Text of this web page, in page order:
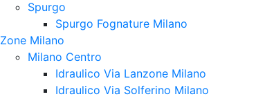
Spurgo
Spurgo Fognature Milano
Zone Milano
Milano Centro
Idraulico Via Lanzone Milano
Idraulico Via Solferino Milano